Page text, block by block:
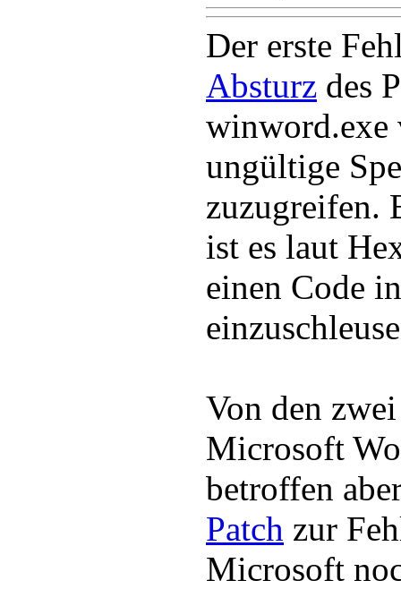
Der erste
Absturz des
winword.exe
ungültige
zuzugreifen.
ist es laut
einen Code
Von den
Microsoft
betroffen
Patch zur
Microsoft